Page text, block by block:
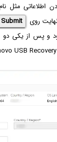
اطلاعاتی مثل
روی
Submit
پس از یکی دو